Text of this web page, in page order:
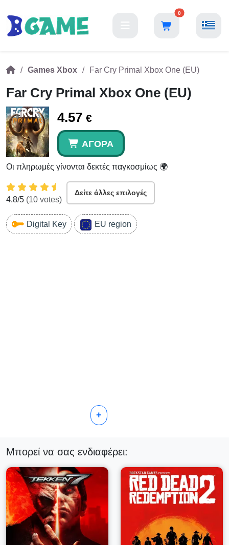
0
Games Xbox Far Cry Primal Xbox One (EU)
Far Cry Primal Xbox One (EU)
4.57 €
ΑΓΟΡΆ
Οι πληρωμές γίνονται δεκτές παγκοσμίως 🌍
4.8/5 (10 votes)
Δείτε άλλες επιλογές
Digital Key EU region
+
Μπορεί να σας ενδιαφέρει: